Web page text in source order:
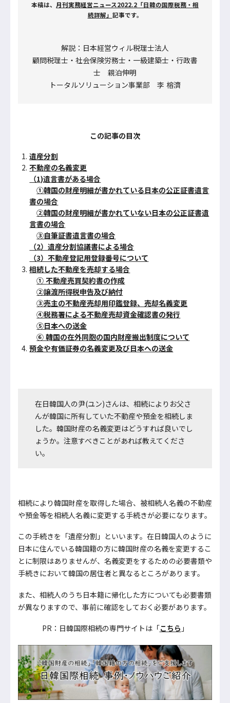
本稿は、 月刊実務経営ニュース2022.2「日韓の国際税務・相
続詳解」 記事です。
解説：日本経営ウィル税理士法人
顧問税理士・社会保険労務士・一級建築士・行政書
士 親泊伸明
トータルソリューション事業部 李 榕濟
この記事の目次
遺産分割
不動産の名義変更
（1)遺言書がある場合
①韓国の財産明細が書かれている日本の公正証書遺言
書の場合
②韓国の財産明細が書かれていない日本の公正証書遺
言書の場合
③自筆証書遺言書の場合
（2）遺産分割協議書による場合
（3）不動産登記用登録番号について
相続した不動産を売却する場合
① 不動産売買契約書の作成
②譲渡所得税申告及び納付
③売主の不動産売却用印鑑登録、売却名義変更
④税務署による不動産売却資金確認書の発行
⑤日本への送金
⑥ 韓国の在外同胞の国内財産搬出制度について
預金や有価証券の名義変更及び日本への送金
在日韓国人の尹(ユン)さんは、相続によりお父さ
んが韓国に所有していた不動産や預金を相続しま
した。韓国財産の名義変更はどうすれば良いでし
ょうか。注意すべきことがあれば教えてくださ
い。
相続により韓国財産を取得した場合、被相続人名義の不動産
や預金等を相続人名義に変更する手続きが必要になります。
この手続きを「遺産分割」といいます。在日韓国人のように
日本に住んでいる韓国籍の方に韓国財産の名義を変更するこ
とに制限はありませんが、名義変更をするための必要書類や
手続きにおいて韓国の居住者と異なるところがあります。
また、相続人のうち日本籍に帰化した方についても必要書類
が異なりますので、事前に確認をしておく必要があります。
PR：日韓国際相続の専門サイトは「こちら 」